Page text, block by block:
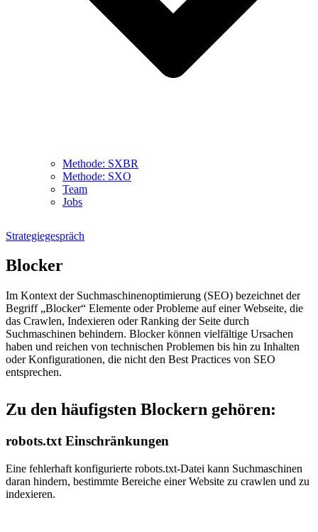
Methode: SXBR
Methode: SXO
Team
Jobs
Strategiegespräch
Blocker
Im Kontext der Suchmaschinenoptimierung (SEO) bezeichnet der
Begriff „Blocker“ Elemente oder Probleme auf einer Webseite, die
das Crawlen, Indexieren oder Ranking der Seite durch
Suchmaschinen behindern. Blocker können vielfältige Ursachen
haben und reichen von technischen Problemen bis hin zu Inhalten
oder Konfigurationen, die nicht den Best Practices von SEO
entsprechen.
Zu den häufigsten Blockern gehören:
robots.txt Einschränkungen
Eine fehlerhaft konfigurierte robots.txt-Datei kann Suchmaschinen
daran hindern, bestimmte Bereiche einer Website zu crawlen und zu
indexieren.